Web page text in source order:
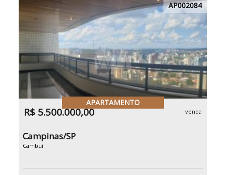
AP002084
APARTAMENTO
R$ 5.500.000,00 venda
Campinas/SP
Cambuí